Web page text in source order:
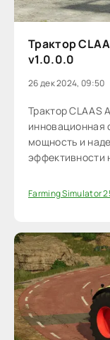
Трактор
v1.0.0.0
26 дек 2024, 09:50
Трактор CLAAS
инновационная
мощность и
эффективности
Farming Simulator